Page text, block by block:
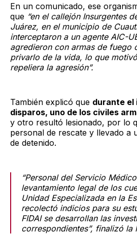
En un comunicado, ese
que “en el callejón Insurgentes
Juárez, en el municipio de
interceptaron a un agente AIC-
agredieron con armas de fuego
privarlo de la vida, lo que
repeliera la agresión”.
También explicó que durante el
disparos, uno de los civiles
y otro resultó lesionado, por lo
personal de rescate y llevado a
de detenido.
“Personal del Servicio
levantamiento legal de los
Unidad Especializada en la
recolectó indicios para su
FIDAI se desarrollan las
correspondientes”, finalizó la